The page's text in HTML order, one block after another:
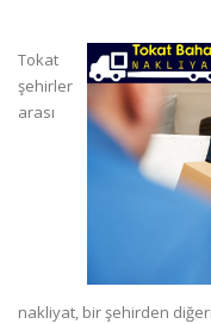
Tokat
şehirler
arası
nakliyat, bir şehirden